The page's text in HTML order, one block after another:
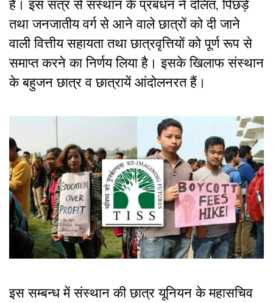
है। इस सत्र से संस्थान के प्रबंधन ने दलित, पिछड़े
तथा जनजातीय वर्ग से आने वाले छात्रों को दी जाने
वाली वित्तीय सहायता तथा छात्रवृत्तियों को पूर्ण रूप से
समाप्त करने का निर्णय लिया है। इसके खिलाफ संस्थान
के बहुजन छात्र व छात्रायें आंदोलनरत हैं।
इस सम्बन्ध में संस्थान की छात्र यूनियन के महासचिव